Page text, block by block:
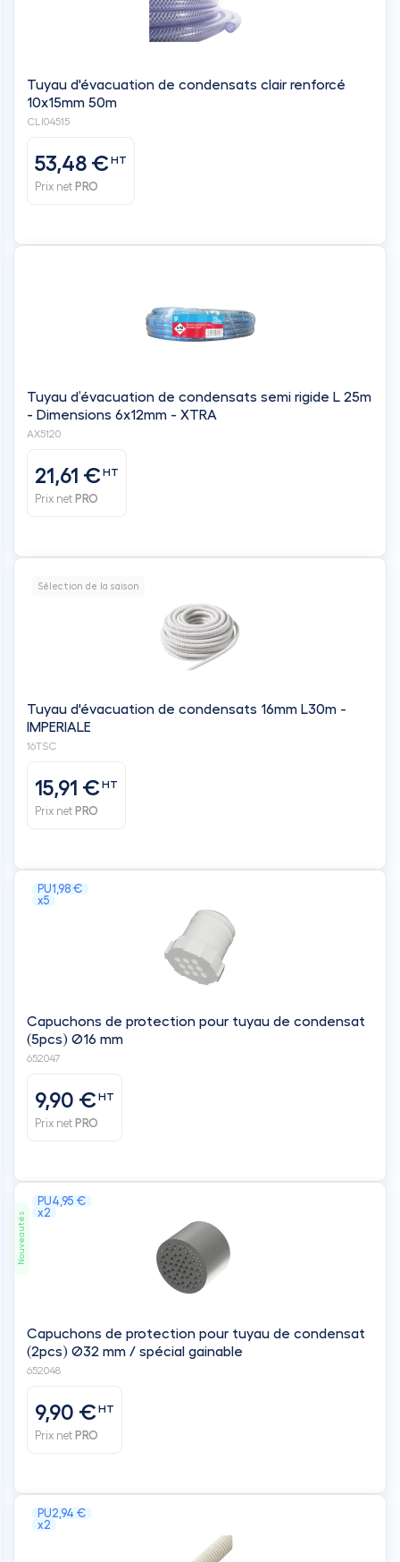
Tuyau d'évacuation de condensats clair renforcé
10x15mm 50m
CLI04515
53,48 €HT
Prix net PRO
Tuyau d’évacuation de condensats semi rigide L 25m
- Dimensions 6x12mm - XTRA
AX5120
21,61 €HT
Prix net PRO
Sélection de la saison
Tuyau d'évacuation de condensats 16mm L30m -
IMPERIALE
16TSC
15,91 €HT
Prix net PRO
PU1,98 €
x5
Capuchons de protection pour tuyau de condensat
(5pcs) Ø16 mm
652047
9,90 €HT
Prix net PRO
PU4,95 €
x2
Nouveautés
Capuchons de protection pour tuyau de condensat
(2pcs) Ø32 mm / spécial gainable
652048
9,90 €HT
Prix net PRO
PU2,94 €
x2